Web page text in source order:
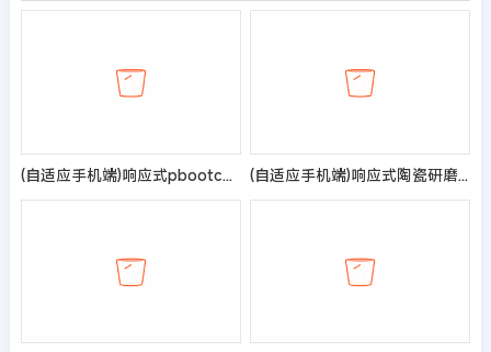
(自适应手机端)响应式pbootcms英文外贸网站模板 五金机械设备外贸网站源码 (自适应手机端)响应式陶瓷研磨盘设备pbootcms网站模板 抛光设备网站源码